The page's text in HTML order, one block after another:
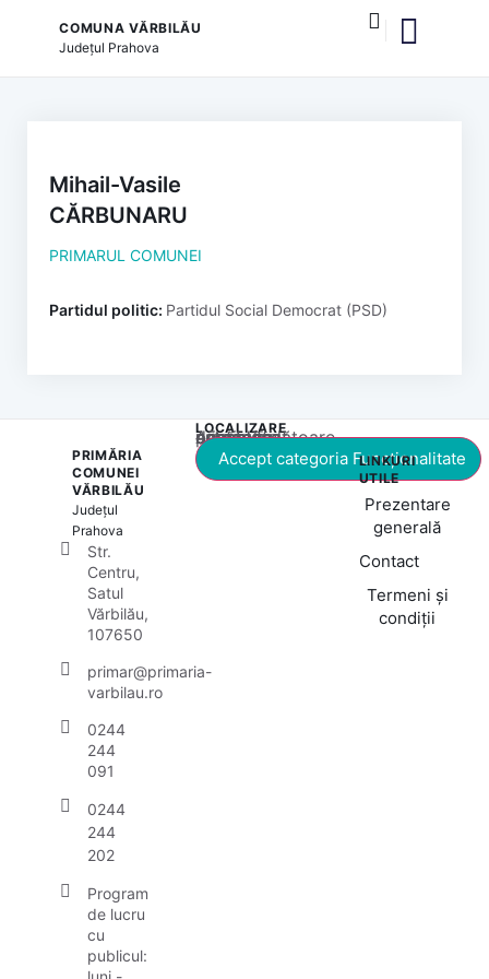
COMUNA VĂRBILĂU
Județul Prahova
Mihail-Vasile
CĂRBUNARU
PRIMARUL COMUNEI
Partidul politic: Partidul Social Democrat (PSD)
PRIMĂRIA
COMUNEI
VĂRBILĂU
Județul
Prahova
Str.
Centru,
Satul
Vărbilău,
107650
primar@primaria-
varbilau.ro
0244
244
091
0244
244
202
Program
de lucru
cu
publicul:
LOCALIZARE
Acest conținut este blocat până când acceptați categoria corespunzătoare de cookie-uri.
Accept categoria Funcționalitate
LINKURI
UTILE
Prezentare
generală
Contact
Termeni și
condiții